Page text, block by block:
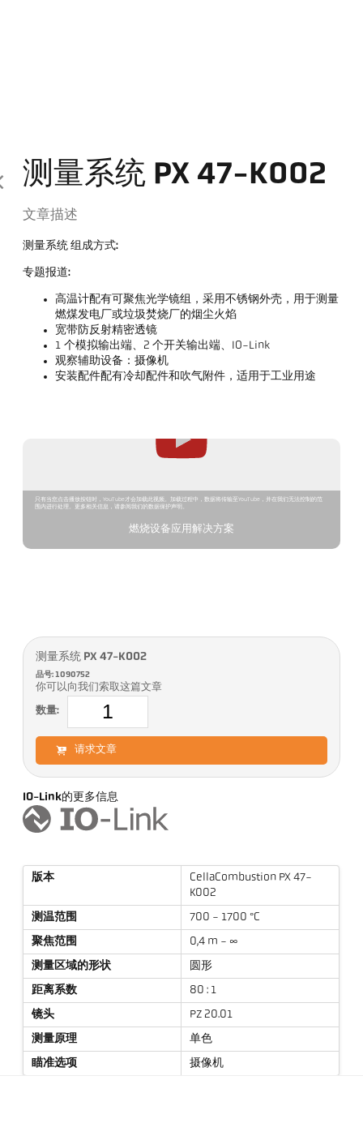
测量系统 PX 47-K002
文章描述
测量系统 组成方式:
专题报道:
高温计配有可聚焦光学镜组，采用不锈钢外壳，用于测量
燃煤发电厂或垃圾焚烧厂的烟尘火焰
宽带防反射精密透镜
1 个模拟输出端、2 个开关输出端、IO-Link
观察辅助设备：摄像机
安装配件配有冷却配件和吹气附件，适用于工业用途
只有当您点击播放按钮时，YouTube才会加载此视频。加载过程中，数据将传输至YouTube，并在我们无法控制的范
围内进行处理。更多相关信息，请参阅我们的数据保护声明。
燃烧设备应用解决方案
测量系统 PX 47-K002
品号: 1090752
你可以向我们索取这篇文章
数量:
请求文章
IO-Link的更多信息
版本
CellaCombustion PX 47-
K002
测温范围
700 - 1700 °C
聚焦范围
0,4 m - ∞
测量区域的形状
圆形
距离系数
80 : 1
镜头
PZ 20.01
测量原理
单色
瞄准选项
摄像机